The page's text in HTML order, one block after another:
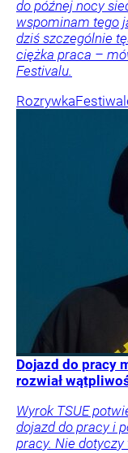
do późnej nocy
wspominam tego
dziś szczególnie
ciężka praca –
Festivalu.
Rozrywka
Dojazd do pracy
rozwiał
Wyrok TSUE
dojazd do pracy i
pracy. Nie